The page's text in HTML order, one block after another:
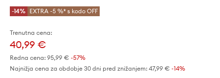
-14% EXTRA -5 %* s kodo OFF
Trenutna cena:
40,99 €
Redna cena: 95,99 € -57%
Najnižja cena za obdobje 30 dni pred znižanjem: 47,99 € -14%